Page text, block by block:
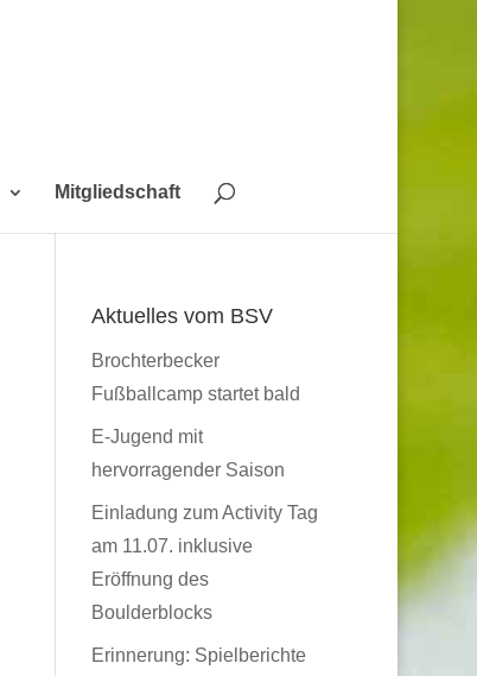
Mitgliedschaft
Aktuelles vom BSV
Brochterbecker
Fußballcamp startet bald
E-Jugend mit
hervorragender Saison
Einladung zum Activity Tag
am 11.07. inklusive
Eröffnung des
Boulderblocks
Erinnerung: Spielberichte